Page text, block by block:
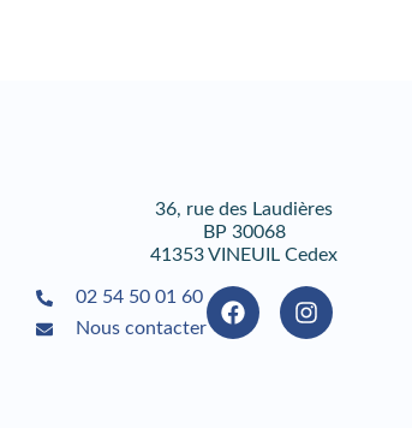
36, rue des Laudières
BP 30068
41353 VINEUIL Cedex
02 54 50 01 60
Nous contacter